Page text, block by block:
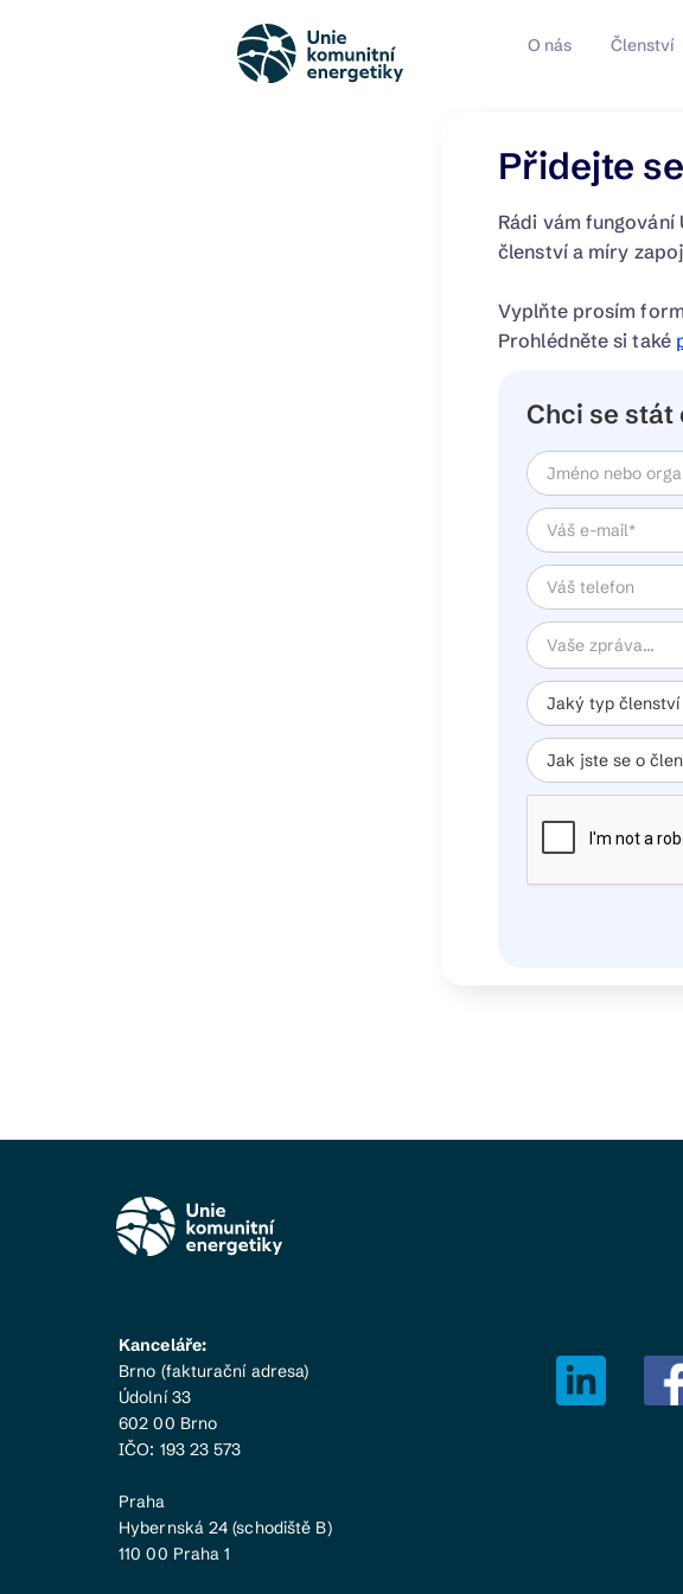
O nás Členství
Přidejte
Rádi vám
členství a míry
Vyplňte prosím
Prohlédněte si také
Chci se stát
Kanceláře:
Brno (fakturační adresa)
Údolní 33
602 00 Brno
IČO: 193 23 573
Praha
Hybernská 24 (schodiště B)
110 00 Praha 1